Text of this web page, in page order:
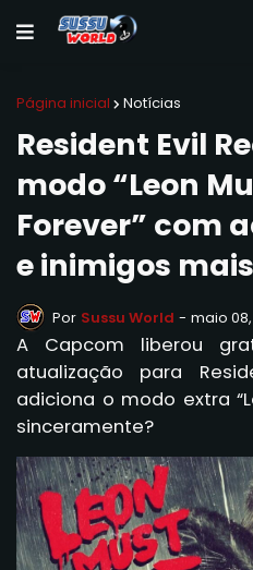
Página inicial Notícias
Resident Evil
modo “Leon
Forever” com
e inimigos
Por Sussu World - maio
A Capcom liberou
atualização para
adiciona o modo extra
sinceramente?